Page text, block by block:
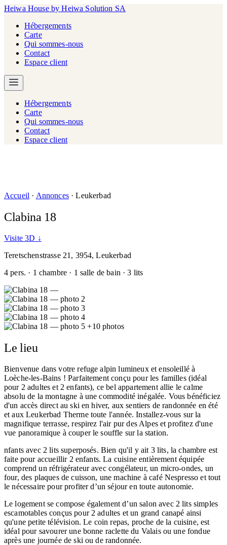
Heiwa House by Heiwa Solution SA
Hébergements
Carte
Qui sommes-nous
Contact
Espace client
Hébergements
Carte
Qui sommes-nous
Contact
Espace client
Accueil · Annonces · Leukerbad
Clabina 18
Visite 3D ↓
Teretschenstrasse 21, 3954, Leukerbad
4 pers. · 1 chambre · 1 salle de bain · 3 lits
+10 photos
Le lieu
Bienvenue dans votre refuge alpin lumineux et ensoleillé à
Loèche-les-Bains ! Parfaitement conçu pour les familles (idéal
pour 2 adultes et 2 enfants), ce bel appartement allie le calme
absolu de la montagne à une commodité inégalée. Vous bénéficiez
d'un accès direct au ski en hiver, aux sentiers de randonnée en été
et aux Leukerbad Therme toute l'année. Installez-vous sur la
magnifique terrasse, respirez l'air pur des Alpes et profitez d'une
vue panoramique à couper le souffle sur la station.
nfants avec 2 lits superposés. Bien qu'il y ait 3 lits, la chambre est
faite pour accueillir 2 enfants. La cuisine entièrement équipée
comprend un réfrigérateur avec congélateur, un micro-ondes, un
four, des plaques de cuisson, une machine à café Nespresso et tout
le nécessaire pour profiter d’un séjour en toute autonomie.
Le logement se compose également d’un salon avec 2 lits simples
escamotables conçus pour 2 adultes et un grand canapé ainsi
qu'une petite télévision. Le coin repas, proche de la cuisine, est
idéal pour savourer une bonne raclette du Valais ou une fondue
après une journée de ski ou de randonnée.